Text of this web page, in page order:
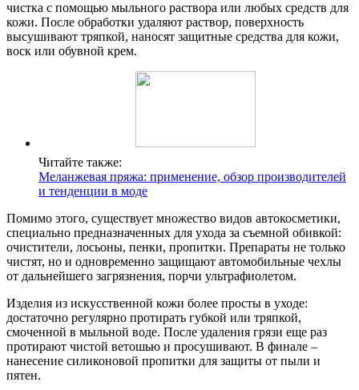
чистка с помощью мыльного раствора или любых средств для
кожи. После обработки удаляют раствор, поверхность
высушивают тряпкой, наносят защитные средства для кожи,
воск или обувной крем.
Читайте также:
Меланжевая пряжа: применение, обзор производителей
и тенденции в моде
Помимо этого, существует множество видов автокосметики,
специально предназначенных для ухода за съемной обивкой:
очистители, лосьоны, пенки, пропитки. Препараты не только
чистят, но и одновременно защищают автомобильные чехлы
от дальнейшего загрязнения, порчи ультрафиолетом.
Изделия из искусственной кожи более просты в уходе:
достаточно регулярно протирать губкой или тряпкой,
смоченной в мыльной воде. После удаления грязи еще раз
протирают чистой ветошью и просушивают. В финале –
нанесение силиконовой пропитки для защиты от пыли и
пятен.